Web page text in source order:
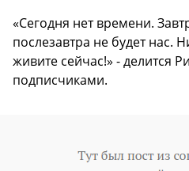
«Сегодня нет времени.
послезавтра не будет нас.
живите сейчас!» - делится
подписчиками.